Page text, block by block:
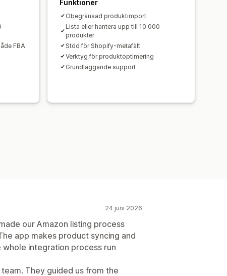
FBA
Funktioner
Obegränsad produktimport
Lista eller hantera upp till 10 000
produkter
Stöd för Shopify-metafält
Verktyg för produktoptimering
Grundläggande support
24 juni 2026
our Amazon listing process
app makes product syncing and
integration process run
They guided us from the